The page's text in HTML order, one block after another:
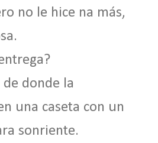
no le hice na más,
de donde la
una caseta con un
sonriente.